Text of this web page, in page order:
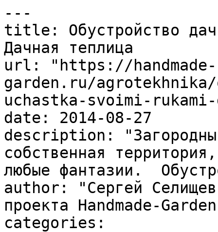
---
title: Обустройство
Дачная теплица
url: "https://handmade-
garden.ru/
uchastka-svoimi-
date: 2014-08-27
description:
собственная
любые фантазии.
author: "Сергей
проекта Handmade-
categories: